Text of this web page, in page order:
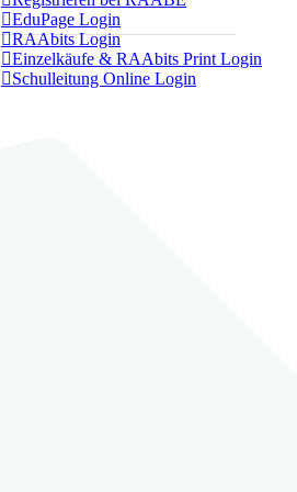
EduPage Login
RAAbits Login
Einzelkäufe & RAAbits Print Login
Schulleitung Online Login